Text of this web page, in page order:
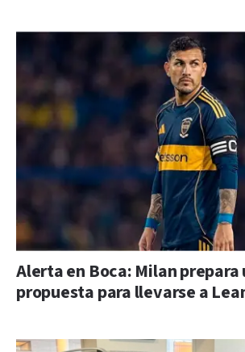
Alerta en Boca: Milan prepara
propuesta para llevarse a